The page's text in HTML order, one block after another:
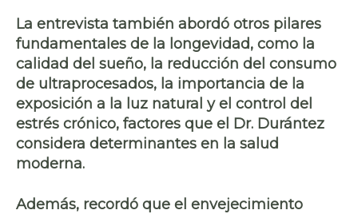
La entrevista también abordó otros pilares
fundamentales de la longevidad, como la
calidad del sueño, la reducción del consumo
de ultraprocesados, la importancia de la
exposición a la luz natural y el control del
estrés crónico, factores que el Dr. Durántez
considera determinantes en la salud
moderna.
Además, recordó que el envejecimiento